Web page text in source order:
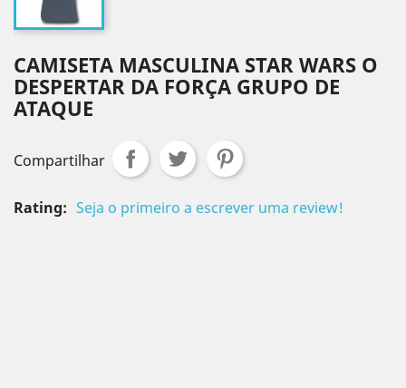
CAMISETA MASCULINA STAR WARS O
DESPERTAR DA FORÇA GRUPO DE
ATAQUE
Compartilhar
Rating: Seja o primeiro a escrever uma review!